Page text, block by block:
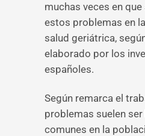
muchas veces en
estos problemas en
salud geriátrica,
elaborado por los
españoles.
Según remarca el
problemas suelen
comunes en la